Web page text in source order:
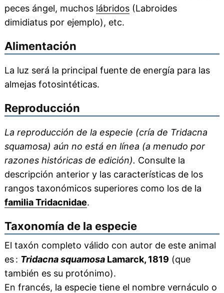
peces ángel, muchos lábridos(Labroides
dimidiatus por ejemplo), etc.
Alimentación
La luz será la principal fuente de energía para las
almejas fotosintéticas.
Reproducción
La reproducción de la especie (cría de Tridacna
squamosa) aún no está en línea (a menudo por
razones históricas de edición). Consulte la
descripción anterior y las características de los
rangos taxonómicos superiores como los de la
familia Tridacnidae.
Taxonomía de la especie
El taxón completo válido con autor de este animal
es : Tridacna squamosaLamarck, 1819 (que
también es su protónimo).
En francés, la especie tiene el nombre vernáculo o